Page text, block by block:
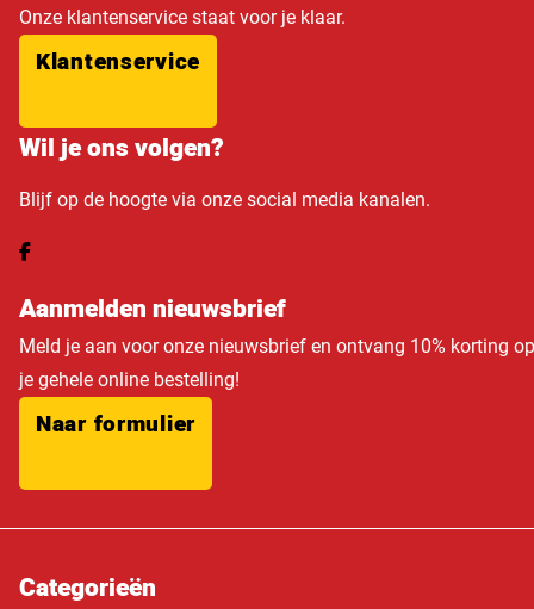
Onze klantenservice staat voor je klaar.
Klantenservice
Wil je ons volgen?
Blijf op de hoogte via onze social media kanalen.
Aanmelden nieuwsbrief
Meld je aan voor onze nieuwsbrief en ontvang 10% korting op
je gehele online bestelling!
Naar formulier
Categorieën